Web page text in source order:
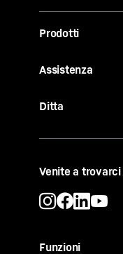
Prodotti
Assistenza
Ditta
Venite a trovarci
Funzioni